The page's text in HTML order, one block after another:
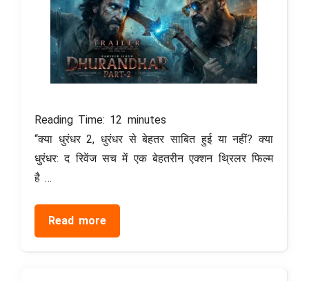
Reading Time: 12 minutes
“क्या धुरंधर 2, धुरंधर से बेहतर साबित हुई या नहीं? क्या
धुरंधर: द रिवेंज सच में एक बेहतरीन एक्शन थ्रिलर फिल्म
है …
Read more